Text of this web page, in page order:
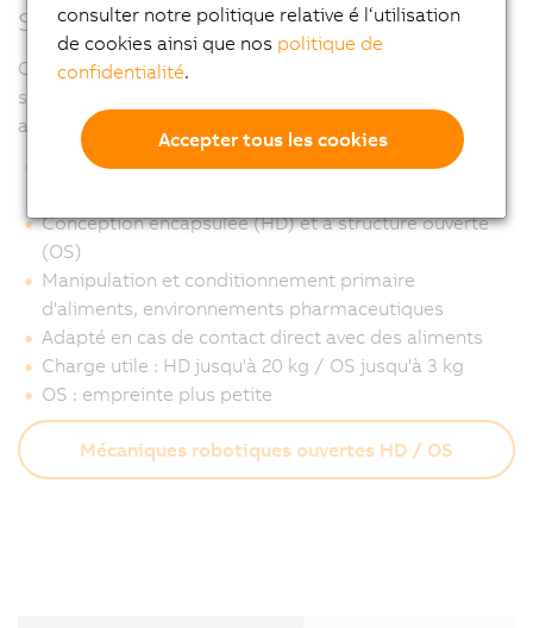
Série HD / OS
Conception hygiénique et mécanique robotique à
structure ouverte, modèles destinés à l'industrie
agroalimentaire
IP69K, résistant à la corrosion, matériaux conformes
Conception encapsulée (HD) et à structure ouverte
(OS)
Manipulation et conditionnement primaire
d'aliments, environnements pharmaceutiques
Adapté en cas de contact direct avec des aliments
Charge utile : HD jusqu'à 20 kg / OS jusqu'à 3 kg
OS : empreinte plus petite
Mécaniques robotiques ouvertes HD / OS
consulter notre politique relative é l‘utilisation
de cookies ainsi que nos politique de
confidentialité.
Accepter tous les cookies